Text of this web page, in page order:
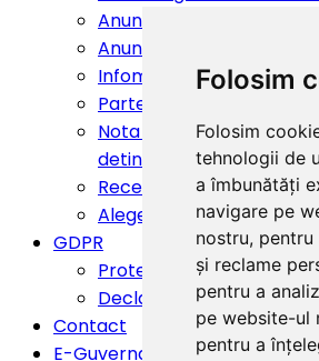
Folosim
Folosim
tehnologii de
a îmbunătăți
navigare pe
nostru,
și reclame
pentru a
pe website-ul
pentru a
Anunt de presa finalizare
Anunt actualizare PUG
Infomare ISU Neamt
Parteneriate
Nota de informare
detinatorilor de animale
Recensamantul
Alegeri pentru
GDPR
Protectia datelor
Declaratia privind
Contact
E-Guvernare